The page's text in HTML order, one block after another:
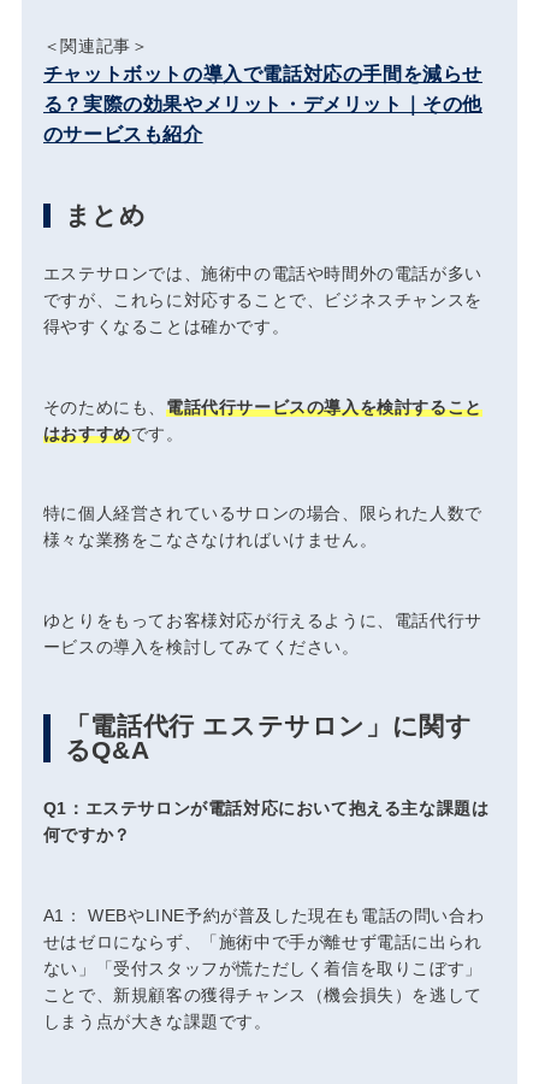
＜関連記事＞
チャットボットの導入で電話対応の手間を減らせ
る？実際の効果やメリット・デメリット｜その他
のサービスも紹介
まとめ
エステサロンでは、施術中の電話や時間外の電話が多い
ですが、これらに対応することで、ビジネスチャンスを
得やすくなることは確かです。
そのためにも、電話代行サービスの導入を検討すること
はおすすめです。
特に個人経営されているサロンの場合、限られた人数で
様々な業務をこなさなければいけません。
ゆとりをもってお客様対応が行えるように、電話代行サ
ービスの導入を検討してみてください。
「電話代行 エステサロン」に関す
るQ&A
Q1：エステサロンが電話対応において抱える主な課題は
何ですか？
A1： WEBやLINE予約が普及した現在も電話の問い合わ
せはゼロにならず、「施術中で手が離せず電話に出られ
ない」「受付スタッフが慌ただしく着信を取りこぼす」
ことで、新規顧客の獲得チャンス（機会損失）を逃して
しまう点が大きな課題です。